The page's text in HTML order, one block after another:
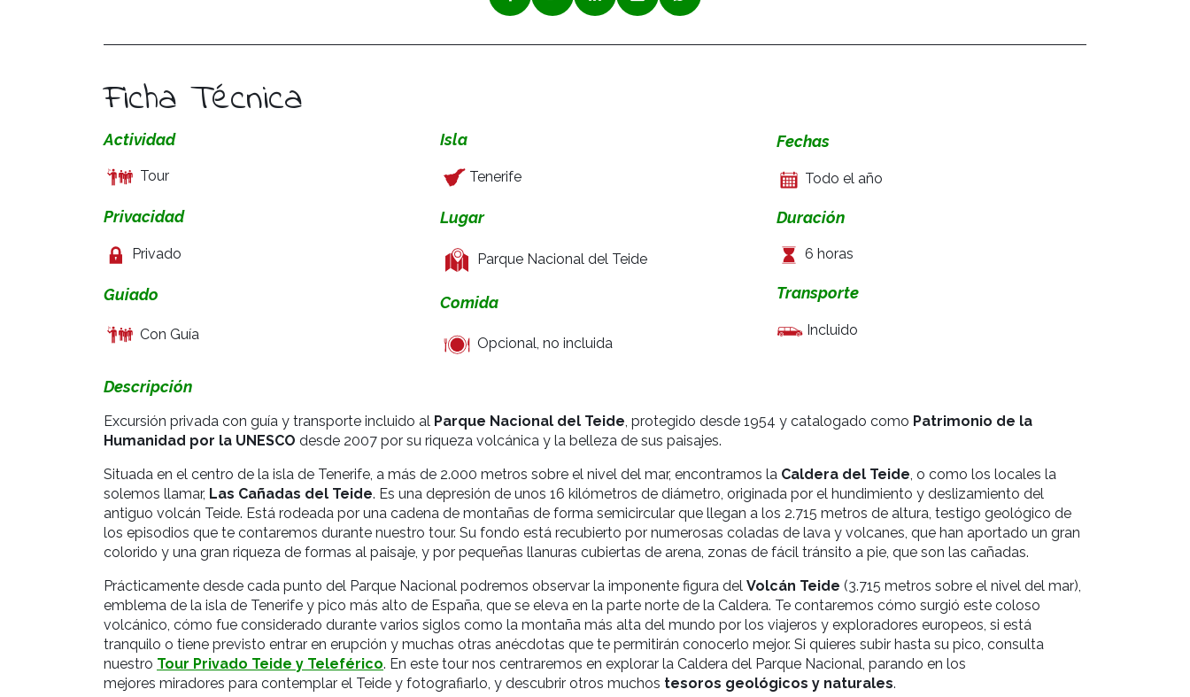
Ficha Técnica
Actividad
Tour
Privacidad
Privado
Guiado
Con Guía
Isla
Tenerife
Lugar
Parque Nacional del Teide
Comida
Opcional, no incluida
Fechas
Todo el año
Duración
6 horas
Transporte
Incluido
Descripción
Excursión privada con guía y transporte incluido al Parque Nacional del Teide, protegido desde 1954 y catalogado como Patrimonio de la
Humanidad por la UNESCO desde 2007 por su riqueza volcánica y la belleza de sus paisajes.
Situada en el centro de la isla de Tenerife, a más de 2.000 metros sobre el nivel del mar, encontramos la Caldera del Teide, o como los locales la
solemos llamar, Las Cañadas del Teide. Es una depresión de unos 16 kilómetros de diámetro, originada por el hundimiento y deslizamiento del
antiguo volcán Teide. Está rodeada por una cadena de montañas de forma semicircular que llegan a los 2.715 metros de altura, testigo geológico de
los episodios que te contaremos durante nuestro tour. Su fondo está recubierto por numerosas coladas de lava y volcanes, que han aportado un gran
colorido y una gran riqueza de formas al paisaje, y por pequeñas llanuras cubiertas de arena, zonas de fácil tránsito a pie, que son las cañadas.
Prácticamente desde cada punto del Parque Nacional podremos observar la imponente figura del Volcán Teide (3.715 metros sobre el nivel del mar),
emblema de la isla de Tenerife y pico más alto de España, que se eleva en la parte norte de la Caldera. Te contaremos cómo surgió este coloso
volcánico, cómo fue considerado durante varios siglos como la montaña más alta del mundo por los viajeros y exploradores europeos, si está
tranquilo o tiene previsto entrar en erupción y muchas otras anécdotas que te permitirán conocerlo mejor. Si quieres subir hasta su pico, consulta
nuestro Tour Privado Teide y Teleférico. En este tour nos centraremos en explorar la Caldera del Parque Nacional, parando en los
mejores miradores para contemplar el Teide y fotografiarlo, y descubrir otros muchos tesoros geológicos y naturales.